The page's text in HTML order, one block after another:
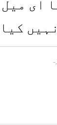
ای